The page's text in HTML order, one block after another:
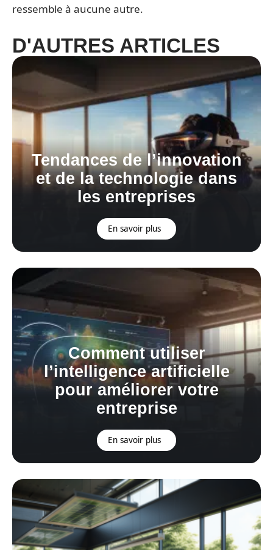
ressemble à aucune autre.
D'AUTRES ARTICLES
Tendances de l’innovation
et de la technologie dans
les entreprises
En savoir plus
Comment utiliser
l’intelligence artificielle
pour améliorer votre
entreprise
En savoir plus